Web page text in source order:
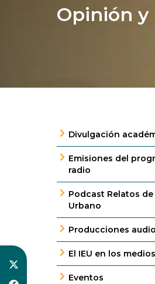
Opinión
Divulgación
Emisiones del
radio
Podcast Relatos
Urbano
Producciones
El IEU en los medios
Eventos